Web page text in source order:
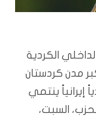
الكردية
مدن كردستان
إيرانياً ينتمي
السبت،